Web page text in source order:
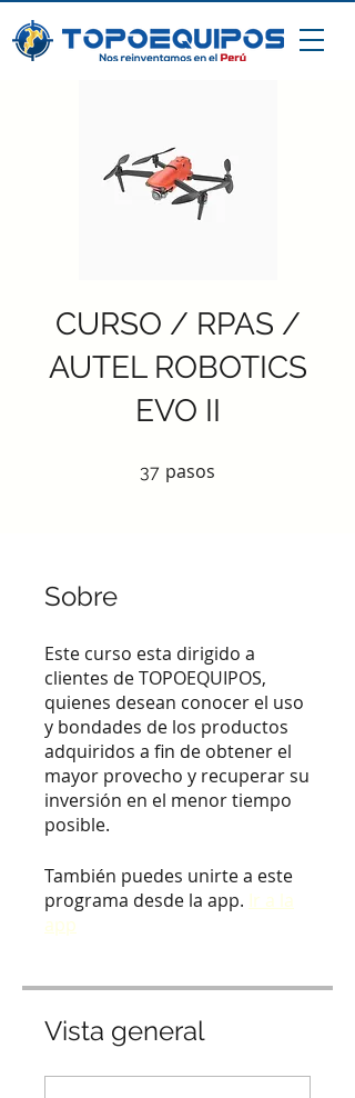
CURSO / RPAS /
AUTEL ROBOTICS
EVO II
37 pasos
Sobre
Este curso esta dirigido a
clientes de TOPOEQUIPOS,
quienes desean conocer el uso
y bondades de los productos
adquiridos a fin de obtener el
mayor provecho y recuperar su
inversión en el menor tiempo
posible.
También puedes unirte a este
programa desde la app. Ir a la
app
Vista general